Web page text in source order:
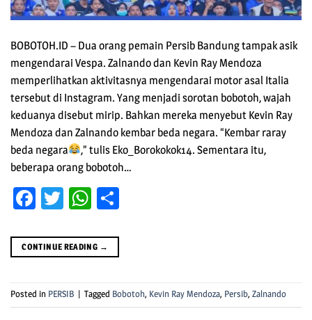
BOBOTOH.ID – Dua orang pemain Persib Bandung tampak asik
mengendarai Vespa. Zalnando dan Kevin Ray Mendoza
memperlihatkan aktivitasnya mengendarai motor asal Italia
tersebut di Instagram. Yang menjadi sorotan bobotoh, wajah
keduanya disebut mirip. Bahkan mereka menyebut Kevin Ray
Mendoza dan Zalnando kembar beda negara. “Kembar raray
beda negara
,” tulis Eko_Borokokok14. Sementara itu,
beberapa orang bobotoh…
Facebook
TwitterWhatsApp
CONTINUE READING →
Posted in PERSIB | Tagged Bobotoh, Kevin Ray Mendoza, Persib, Zalnando